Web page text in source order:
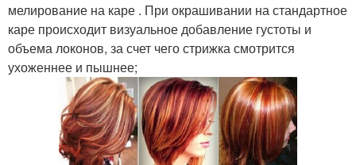
мелирование на каре . При окрашивании на стандартное
каре происходит визуальное добавление густоты и
объема локонов, за счет чего стрижка смотрится
ухоженнее и пышнее;